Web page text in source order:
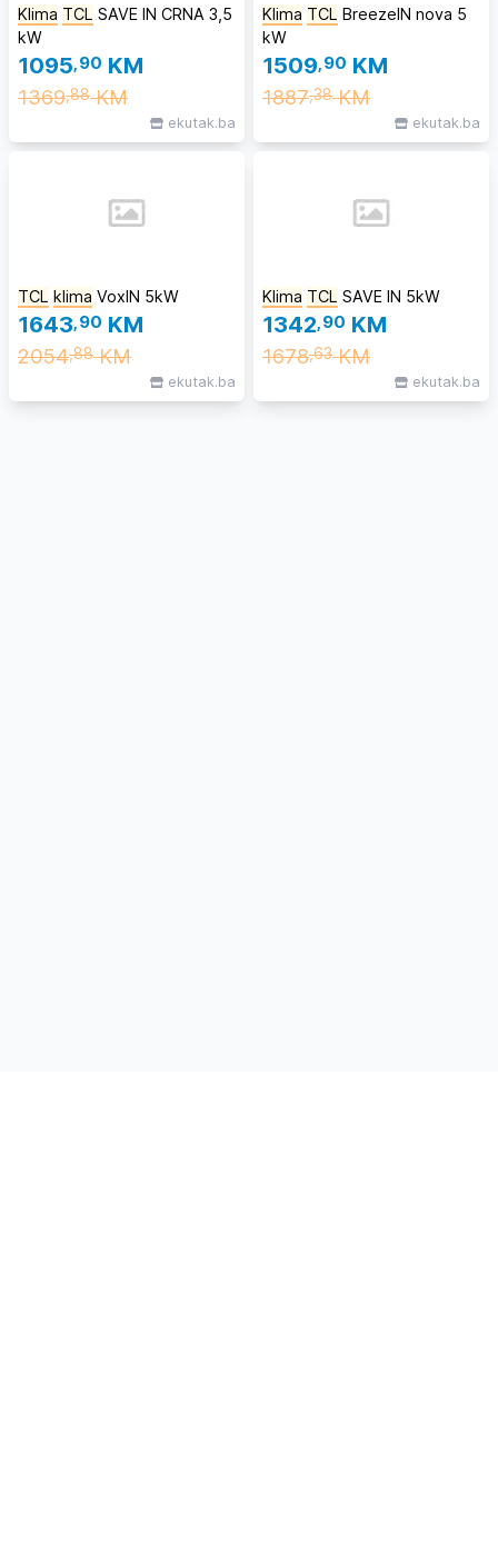
Klima TCL SAVE IN CRNA 3,5
kW
1095,90 KM
1369,88KM
ekutak.ba
Klima TCL BreezeIN nova 5
kW
1509,90 KM
1887,38KM
ekutak.ba
TCL klima VoxIN 5kW
1643,90 KM
2054,88KM
ekutak.ba
Klima TCL SAVE IN 5kW
1342,90 KM
1678,63KM
ekutak.ba